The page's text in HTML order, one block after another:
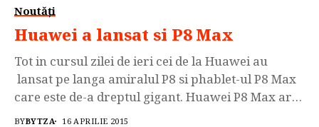
Noutăți
Huawei a lansat si P8 Max
Tot in cursul zilei de ieri cei de la Huawei au
lansat pe langa amiralul P8 si phablet-ul P8 Max
care este de-a dreptul gigant. Huawei P8 Max are
sub capota un procesor octa-core, HiSilicon Kirin
BYBYTZA 16 APRILIE 2015